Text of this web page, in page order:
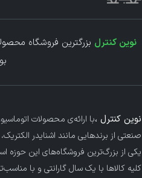
نوین کنترل بزرگترین فروشگاه
نوین کنترل ،با ارائه‌ی محصولات
صنعتی از برندهایی مانند اشنایدر الکتریک،
یکی از بزرگ‌ترین فروشگاه‌های این حوزه
کلیه کالاها با یک سال گارانتی و با